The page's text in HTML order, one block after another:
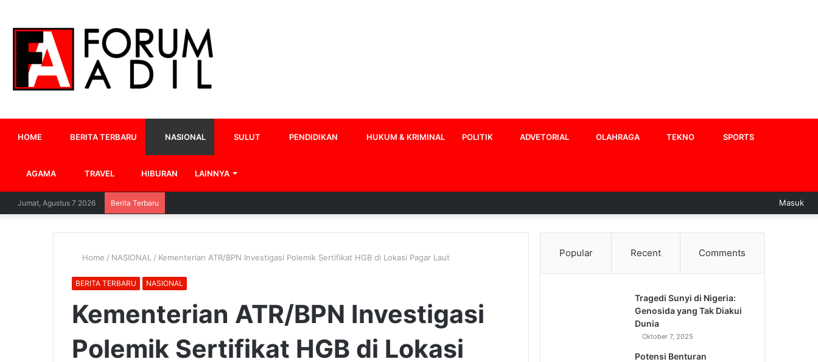
HOME BERITA TERBARU NASIONAL SULUT PENDIDIKAN HUKUM & KRIMINAL POLITIK ADVETORIAL OLAHRAGA TEKNO SPORTS
AGAMA TRAVEL HIBURAN LAINNYA
Jumat, Agustus 7 2026 Berita Terbaru Masuk
Home / NASIONAL / Kementerian ATR/BPN Investigasi Polemik Sertifikat HGB di Lokasi Pagar Laut
BERITA TERBARU NASIONAL
Kementerian ATR/BPN Investigasi
Polemik Sertifikat HGB di Lokasi
Popular Recent Comments
Tragedi Sunyi di Nigeria:
Genosida yang Tak Diakui
Dunia
Oktober 7, 2025
Potensi Benturan